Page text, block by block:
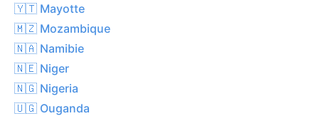
🇾🇹 Mayotte
🇲🇿 Mozambique
🇳🇦 Namibie
🇳🇪 Niger
🇳🇬 Nigeria
🇺🇬 Ouganda